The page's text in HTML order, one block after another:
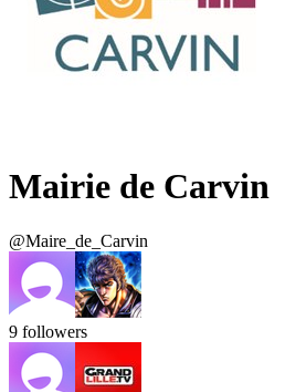
Mairie de Carvin
@Maire_de_Carvin
9 followers